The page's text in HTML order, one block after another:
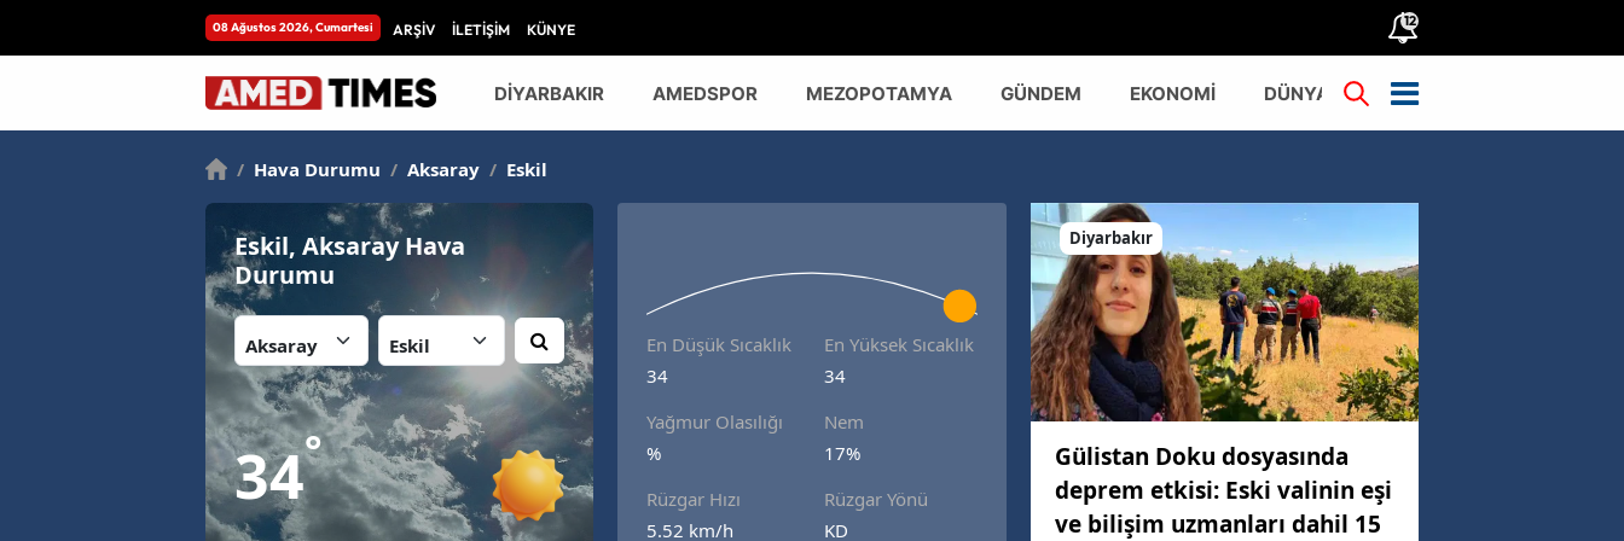
08 Ağustos 2026, Cumartesi ARŞİV İLETİŞİM KÜNYE 12
DİYARBAKIR AMEDSPOR MEZOPOTAMYA GÜNDEM EKONOMİ DÜNYA TÜRKİYE
/ Hava Durumu / Aksaray / Eskil
Eskil, Aksaray Hava
Durumu
34°
En Düşük Sıcaklık
34
En Yüksek Sıcaklık
34
Yağmur Olasılığı
%
Nem
17%
Rüzgar Hızı
5.52 km/h
Rüzgar Yönü
KD
Diyarbakır
Gülistan Doku dosyasında
deprem etkisi: Eski valinin eşi
ve bilişim uzmanları dahil 15